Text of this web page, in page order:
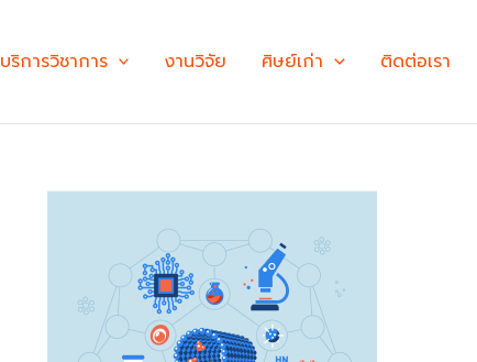
บริการวิชาการ งานวิจัย ศิษย์เก่า ติดต่อเรา